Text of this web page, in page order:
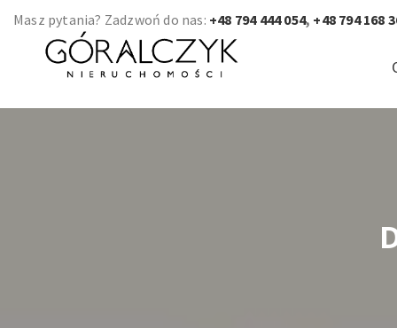
Masz pytania? Zadzwoń do nas: +48 794 444 054, +48 794 168